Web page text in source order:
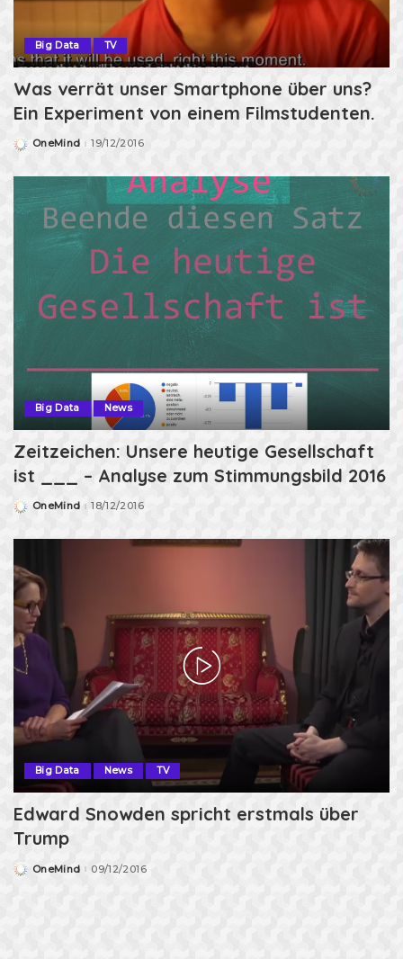
Big Data TV
Was verrät unser Smartphone über uns?
Ein Experiment von einem Filmstudenten.
PostedOneMind 19/12/2016
Big Data News
Zeitzeichen: Unsere heutige Gesellschaft
ist ___ – Analyse zum Stimmungsbild 2016
PostedOneMind 18/12/2016
Big Data News TV
Edward Snowden spricht erstmals über
Trump
PostedOneMind 09/12/2016